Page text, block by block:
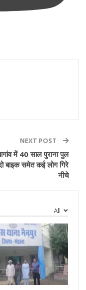
NEXT POST
में 40 साल पुराना पुल
बाइक समेत कई लोग गिरे
नीचे
All